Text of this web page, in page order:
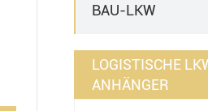
BAU-LKW
LOGISTISCHE
ANHÄNGER